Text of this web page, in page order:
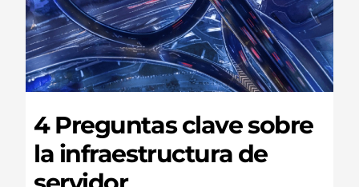
4 Preguntas clave sobre
la infraestructura de